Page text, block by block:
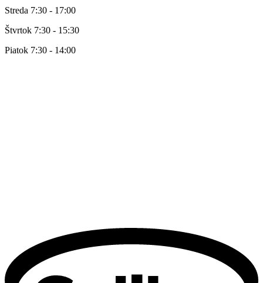
Streda 7:30 - 17:00
Štvrtok 7:30 - 15:30
Piatok 7:30 - 14:00